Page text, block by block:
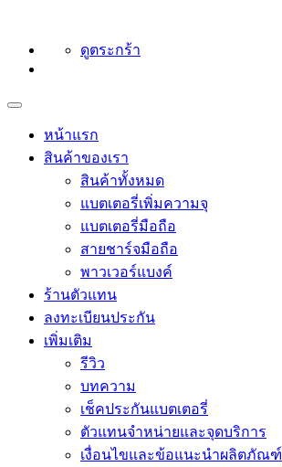
ดูตระกร้า
หน้าแรก
สินค้าของเรา
สินค้าทั้งหมด
แบตเตอรี่เพิ่มความจุ
แบตเตอรี่มือถือ
สายชาร์จมือถือ
พาวเวอร์แบงค์
ร้านตัวแทน
ลงทะเบียนประกัน
เพิ่มเติม
รีวิว
บทความ
เช็คประกันแบตเตอรี่
ตัวแทนจำหน่ายและจุดบริการ
เงื่อนไขและข้อแนะนำผลิตภัณฑ์